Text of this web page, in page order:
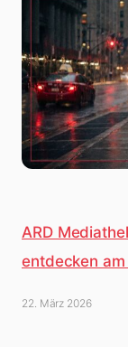
ARD
entdecken
22. März 2026